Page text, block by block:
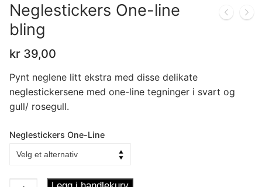
Neglestickers One-line
bling
kr 39,00
Pynt neglene litt ekstra med disse delikate
neglestickersene med one-line tegninger i svart og
gull/ rosegull.
Neglestickers One-Line
Neglestickers